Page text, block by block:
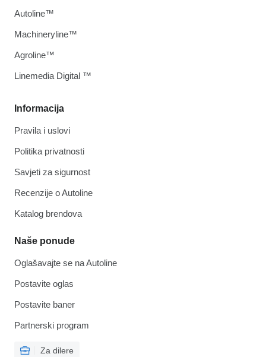
Informacija
Pravila i uslovi
Politika privatnosti
Savjeti za sigurnost
Recenzije o Autoline
Katalog brendova
Naše ponude
Oglašavajte se na Autoline
Postavite oglas
Postavite baner
Partnerski program
Za dilere
Autoline™
Machineryline™
Agroline™
Linemedia Digital ™